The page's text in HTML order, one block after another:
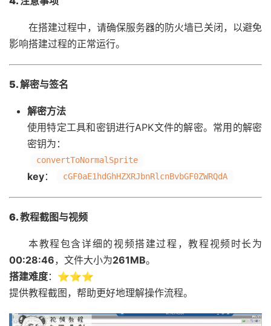
在搭建过程中，请确保服务器的防火墙已关闭，以避免
影响搭建过程的正常运行。
5. 解密与签名
解密方法
使用特定工具和密钥进行APK文件的解密。常用的解密
密钥为：
convertToNormalSprite
key： cGF0aE1hdGhHZXRJbnRlcnBvbGF0ZWRQdA
6. 教程截图与视频
本教程包含详细的视频搭建过程，教程视频时长为
00:28:46，文件大小为261MB。
搭建难度：⭐⭐⭐
提供教程截图，帮助更好地理解操作流程。